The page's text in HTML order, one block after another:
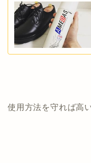
使用方法を守れば高